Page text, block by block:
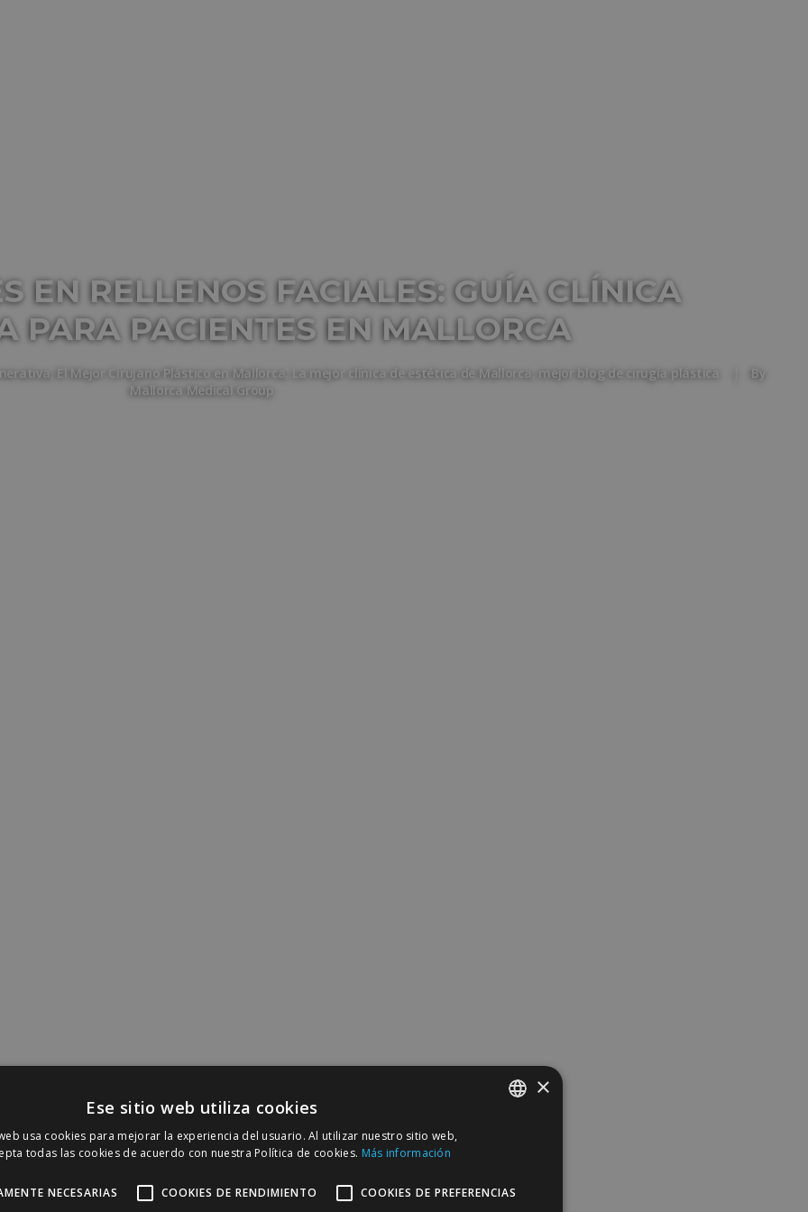
EN RELLENOS FACIALES: GUÍA CLÍNICA
PARA PACIENTES EN MALLORCA
El Mejor Cirujano Plástico en Mallorca La mejor clínica de estética de Mallorca mejor blog de cirugía plástica
By
Mallorca Medical Group
×
Ese sitio web utiliza cookies
usa cookies para mejorar la experiencia del usuario. Al utilizar nuestro sitio web,
todas las cookies de acuerdo con nuestra Política de cookies. Más información
NECESARIAS COOKIES DE RENDIMIENTO COOKIES DE PREFERENCIAS